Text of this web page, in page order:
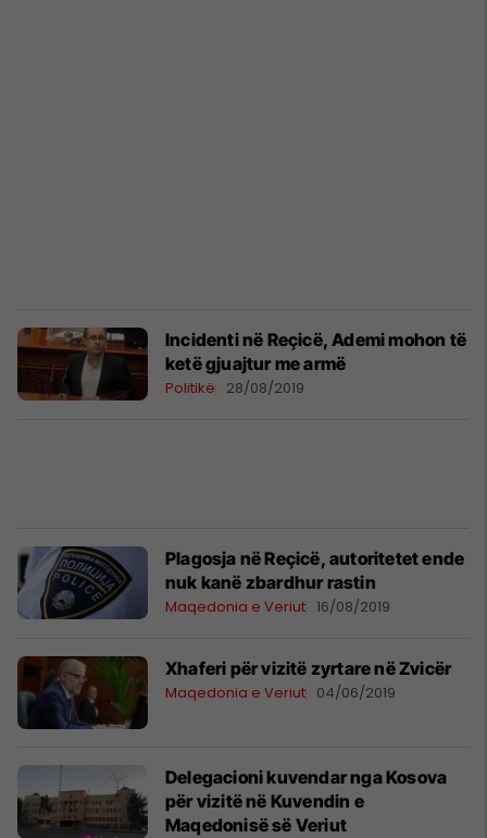
Incidenti në Reçicë, Ademi mohon të
ketë gjuajtur me armë
Politikë 28/08/2019
Plagosja në Reçicë, autoritetet ende
nuk kanë zbardhur rastin
Maqedonia e Veriut 16/08/2019
Xhaferi për vizitë zyrtare në Zvicër
Maqedonia e Veriut 04/06/2019
Delegacioni kuvendar nga Kosova
për vizitë në Kuvendin e
Maqedonisë së Veriut